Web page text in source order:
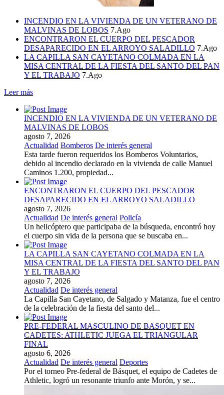
INCENDIO EN LA VIVIENDA DE UN VETERANO DE
MALVINAS DE LOBOS 7.Ago
ENCONTRARON EL CUERPO DEL PESCADOR
DESAPARECIDO EN EL ARROYO SALADILLO 7.Ago
LA CAPILLA SAN CAYETANO COLMADA EN LA
MISA CENTRAL DE LA FIESTA DEL SANTO DEL PAN
Y EL TRABAJO 7.Ago
Leer más
INCENDIO EN LA VIVIENDA DE UN VETERANO DE
MALVINAS DE LOBOS
agosto 7, 2026
Actualidad Bomberos De interés general
Esta tarde fueron requeridos los Bomberos Voluntarios,
debido al incendio declarado en la vivienda de calle Manuel
Caminos 1.200, propiedad...
ENCONTRARON EL CUERPO DEL PESCADOR
DESAPARECIDO EN EL ARROYO SALADILLO
agosto 7, 2026
Actualidad De interés general Policía
Un helicóptero que participaba de la búsqueda, encontró hoy
el cuerpo sin vida de la persona que se buscaba en...
LA CAPILLA SAN CAYETANO COLMADA EN LA
MISA CENTRAL DE LA FIESTA DEL SANTO DEL PAN
Y EL TRABAJO
agosto 7, 2026
Actualidad De interés general
La Capilla San Cayetano, de Salgado y Matanza, fue el centro
de la celebración de la fiesta del santo del...
PRE-FEDERAL MASCULINO DE BASQUET EN
CADETES: ATHLETIC JUEGA EL TRIANGULAR
FINAL
agosto 6, 2026
Actualidad De interés general Deportes
Por el torneo Pre-federal de Básquet, el equipo de Cadetes de
Athletic, logró un resonante triunfo ante Morón, y se...